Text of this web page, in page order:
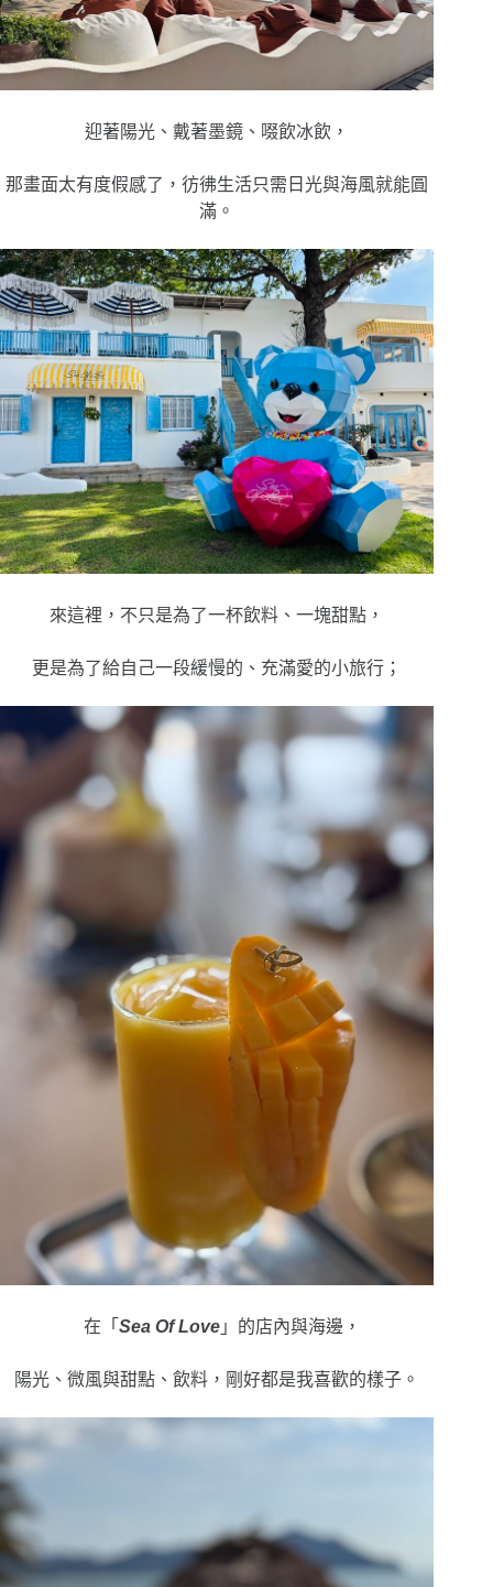
迎著陽光、戴著墨鏡、啜飲冰飲，
那畫面太有度假感了，彷彿生活只需日光與海風就能圓
滿。
來這裡，不只是為了一杯飲料、一塊甜點，
更是為了給自己一段緩慢的、充滿愛的小旅行；
在「Sea Of Love 」的店內與海邊，
陽光、微風與甜點、飲料，剛好都是我喜歡的樣子。